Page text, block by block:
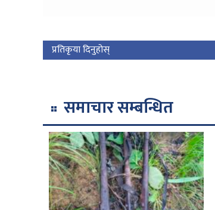
प्रतिकृया दिनुहोस्
समाचार सम्बन्धित